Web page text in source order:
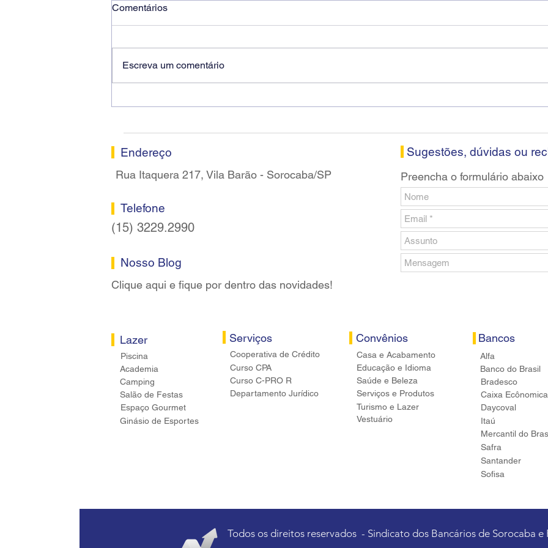
Comentários
Escreva um comentário
Endereço
Rua Itaquera 217, Vila Barão - Sorocaba/SP
Telefone
(15) 3229.2990
Nosso Blog
Clique aqui e fique por dentro das novidades!
Lazer
Piscina
Academia
Camping
Salão de Festas
Espaço Gourmet
Ginásio de Esportes
Serviços
Cooperativa de Crédito
Curso CPA
Curso C-PRO R
Departamento Jurídico
Sugestões, dúvidas ou
Preencha o formulário abaixo
Convênios
Casa e Acabamento
Educação e Idioma
Saúde e Beleza
Serviços e Produtos
Turismo e Lazer
Vestuário
Bancos
Alfa
Banco do Brasil
Bradesco
Caixa
Daycoval
Itaú
Mercantil do
Safra
Santander
Sofisa
Todos os direitos reservados - Sindicato dos Bancários de Sorocaba